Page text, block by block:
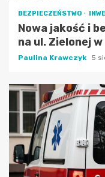
BEZPIECZEŃSTWO
Nowa jakość i
na ul. Zielonej
Paulina Krawczyk 5